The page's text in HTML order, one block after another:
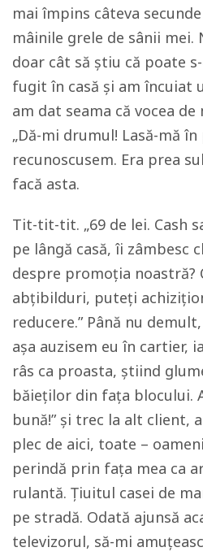
mai împins câteva
mâinile grele de sânii mei.
doar cât să știu că poate
fugit în casă și am încuiat
am dat seama că vocea
„Dă-mi drumul! Lasă-mă în
recunoscusem. Era prea
facă asta.
Tit-tit-tit. „69 de lei. Cash
pe lângă casă, îi zâmbesc
despre promoția noastră?
abțibilduri, puteți
reducere.” Până nu
așa auzisem eu în cartier,
râs ca proasta, știind
băieților din fața blocului.
bună!” și trec la alt client,
plec de aici, toate –
perindă prin fața mea ca
rulantă. Țiuitul casei de
pe stradă. Odată ajunsă
televizorul, să-mi